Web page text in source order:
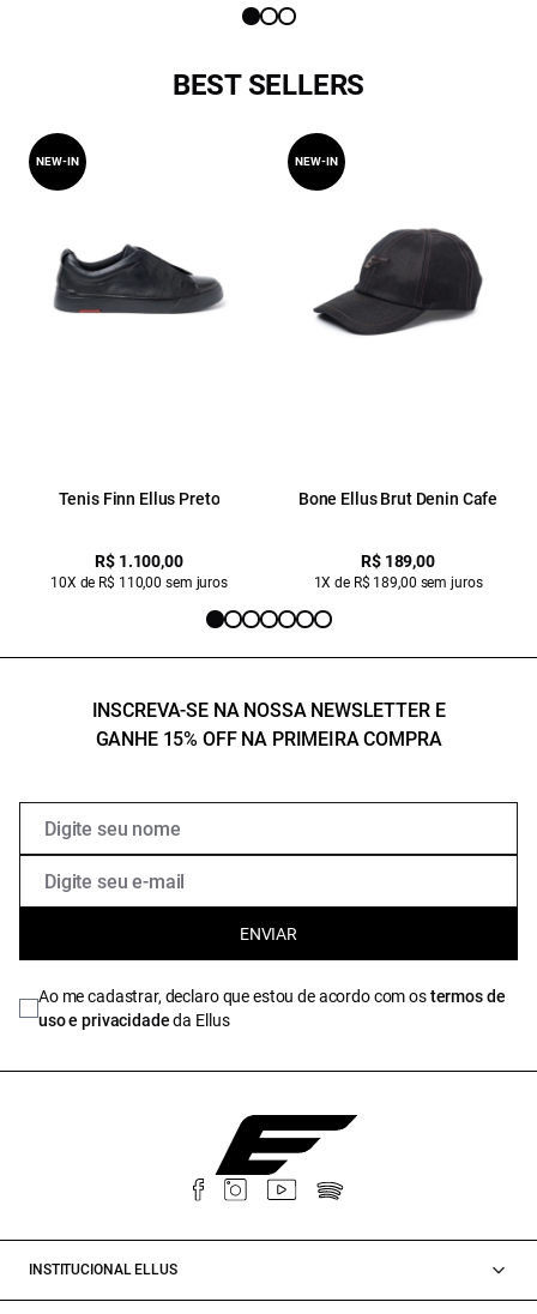
BEST SELLERS
Tenis Finn Ellus Preto
R$ 1.100,00
10X de R$ 110,00 sem juros
NEW-IN
Bone Ellus Brut Denin Cafe
R$ 189,00
1X de R$ 189,00 sem juros
NEW-IN
INSCREVA-SE NA NOSSA NEWSLETTER E
GANHE 15% OFF NA PRIMEIRA COMPRA
ENVIAR
Ao me cadastrar, declaro que estou de acordo com ostermos de
uso e privacidadeda Ellus
INSTITUCIONAL ELLUS